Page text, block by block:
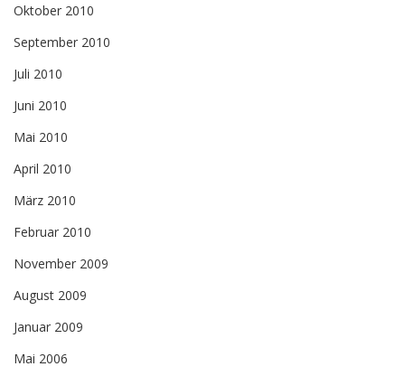
Oktober 2010
September 2010
Juli 2010
Juni 2010
Mai 2010
April 2010
März 2010
Februar 2010
November 2009
August 2009
Januar 2009
Mai 2006